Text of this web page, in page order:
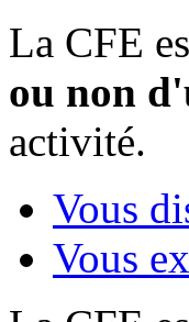
La CFE
ou non
activité.
Vous
Vous